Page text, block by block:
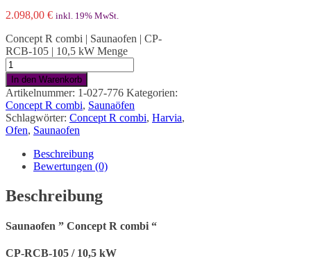
2.098,00 € inkl. 19% MwSt.
Concept R combi | Saunaofen | CP-
RCB-105 | 10,5 kW Menge
In den Warenkorb
Artikelnummer: 1-027-776 Kategorien:
Concept R combi, Saunaöfen
Schlagwörter: Concept R combi, Harvia,
Ofen, Saunaofen
Beschreibung
Bewertungen (0)
Beschreibung
Saunaofen ” Concept R combi “
CP-RCB-105 / 10,5 kW